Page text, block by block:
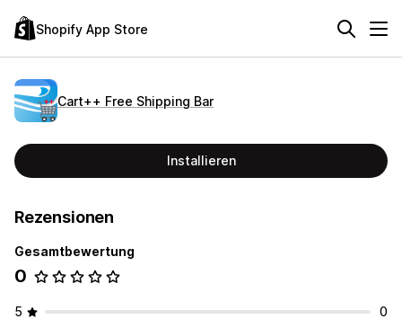
Shopify App Store
Cart++ Free Shipping Bar
Installieren
Rezensionen
Gesamtbewertung
0
5
0